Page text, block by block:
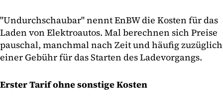
"Undurchschaubar" nennt EnBW die Kosten für das
Laden von Elektroautos. Mal berechnen sich Preise
pauschal, manchmal nach Zeit und häufig zuzüglich
einer Gebühr für das Starten des Ladevorgangs.
Erster Tarif ohne sonstige Kosten